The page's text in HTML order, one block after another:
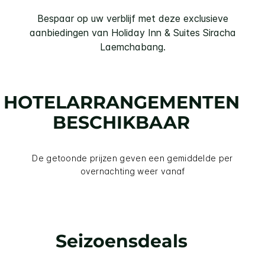
Bespaar op uw verblijf met deze exclusieve
aanbiedingen van Holiday Inn & Suites Siracha
Laemchabang.
HOTELARRANGEMENTEN
BESCHIKBAAR
De getoonde prijzen geven een gemiddelde per
overnachting weer vanaf
Seizoensdeals